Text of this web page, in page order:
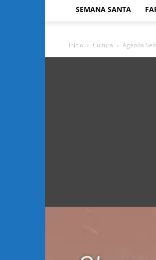
SEMANA SANTA
Inicio Cultura Agenda